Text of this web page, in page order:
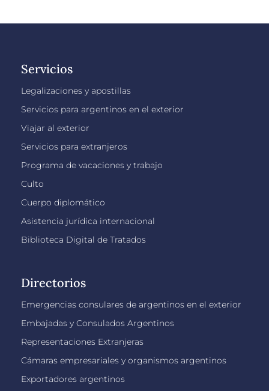
Servicios
Legalizaciones y apostillas
Servicios para argentinos en el exterior
Viajar al exterior
Servicios para extranjeros
Programa de vacaciones y trabajo
Culto
Cuerpo diplomático
Asistencia jurídica internacional
Biblioteca Digital de Tratados
Directorios
Emergencias consulares de argentinos en el exterior
Embajadas y Consulados Argentinos
Representaciones Extranjeras
Cámaras empresariales y organismos argentinos
Exportadores argentinos